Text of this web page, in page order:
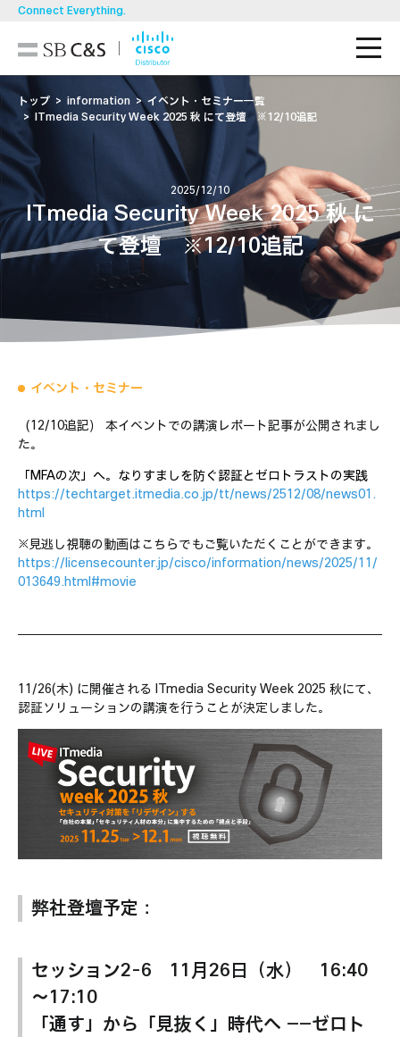
Connect Everything.
技術ブログ
導入事例
製品一覧
ソリューション
お知らせ・イベント/セミナー
トップ information
イベント・セミナー一覧
ITmedia Security Week 2025 秋 にて登壇 ※12/10追記
2025/12/10
ITmedia Security Week 2025 秋 に
て登壇 ※12/10追記
イベント・セミナー
（12/10追記） 本イベントでの講演レポート記事が公開されまし
た。
「MFAの次」へ。なりすましを防ぐ認証とゼロトラストの実践
https://techtarget.itmedia.co.jp/tt/news/2512/08/news01.
html
※見逃し視聴の動画はこちらでもご覧いただくことができます。
https://licensecounter.jp/cisco/information/news/2025/11/
013649.html#movie
11/26(木) に開催される ITmedia Security Week 2025 秋にて、
認証ソリューションの講演を行うことが決定しました。
弊社登壇予定：
セッション2-6 11月26日（水） 16:40
～17:10
「通す」から「見抜く」時代へ ――ゼロト